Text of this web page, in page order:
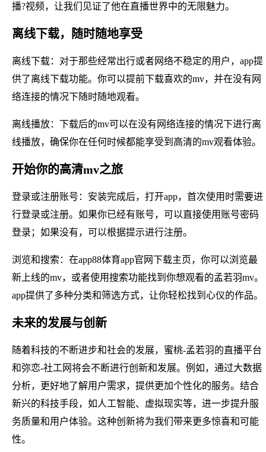
播?视频，让我们见证了他在直播世界中的无限魅力。
离线下载，随时随地享受
离线下载：对于那些经常出行或者网络不稳定的用户，app提
供了离线下载功能。你可以提前下载喜欢的mv，并在没有网
络连接的情况下随时随地观看。
离线播放：下载后的mv可以在没有网络连接的情况下进行离
线播放，确保你在任何时候都能享受到高清的mv观看体验。
开始你的高清mv之旅
登录或注册账号：安装完成后，打开app，首次使用时需要进
行登录或注册。如果你已经有账号，可以直接使用账号密码
登录；如果没有，可以根据提示进行注册。
浏览和搜索：在app88体育app官网下载主页，你可以浏览最
新上线的mv，或者使用搜索功能找到你想观看的孟若羽mv。
app提供了多种分类和筛选方式，让你轻松找到心仪的作品。
未来的发展与创新
随着科技的不断进步和社会的发展，蜜桃-孟若羽的直播平台
和弥恋-社工网将会不断进行创新和发展。例如，通过大数据
分析，更好地了解用户需求，提供更加个性化的服务。结合
新兴的科技手段，如人工智能、虚拟现实等，进一步提升服
务质量和用户体验。这种创新将为我们带来更多惊喜和可能
性。